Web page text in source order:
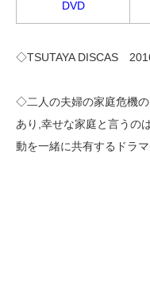
DVD
◇TSUTAYA DISCAS
◇二人の夫婦の家庭危機
あり,幸せな家庭と言うの
動を一緒に共有するドラ